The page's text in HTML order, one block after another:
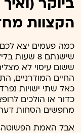
ביוקר
הקצוות
כמה פעמים יצא לכם
שישנתם 8
ששום עיסוי לא
החיים המודרניים,
כאל שתי ישויות
כדור או הולכים
מחפשים הסחות דעת,
אבל האמת הפשוטה,